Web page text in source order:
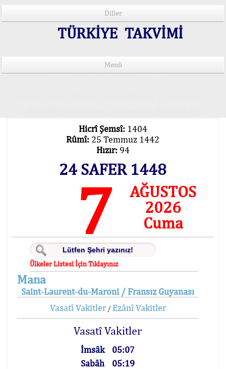
Diller
TÜRKİYE TAKVİMİ
Menü
Hicrî Şemsî: 1404
Rûmî: 25 Temmuz 1442
Hızır: 94
24 SAFER 1448
7
AĞUSTOS
2026
Cuma
Ülkeler Listesi İçin Tıklayınız
Mana
Saint-Laurent-du-Maroni / Fransız Guyanası
Vasatî Vakitler/ Ezânî Vakitler
Vasatî Vakitler
İmsâk
05:07
Sabâh
05:19